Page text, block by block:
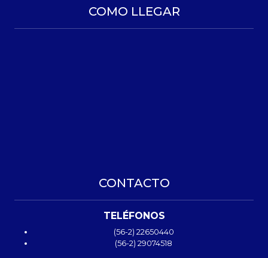
COMO LLEGAR
CONTACTO
TELÉFONOS
(56-2) 22650440
(56-2) 29074518